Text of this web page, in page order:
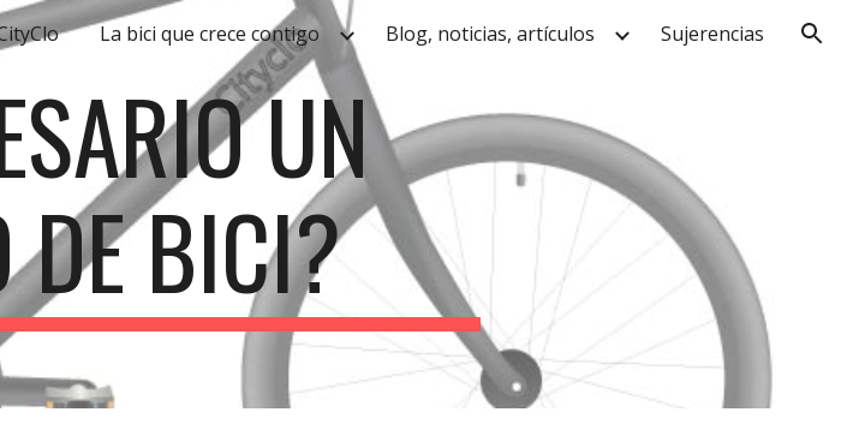
Skip to navigation
La bici que crece contigo Blog, noticias, artículos Sujerencias
UN
DE BICI?